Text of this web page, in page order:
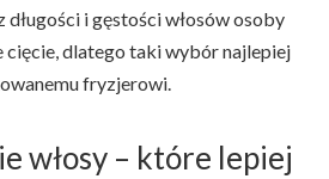
i gęstości włosów osoby
cięcie, dlatego taki wybór najlepiej
fryzjerowi.
włosy – które lepiej